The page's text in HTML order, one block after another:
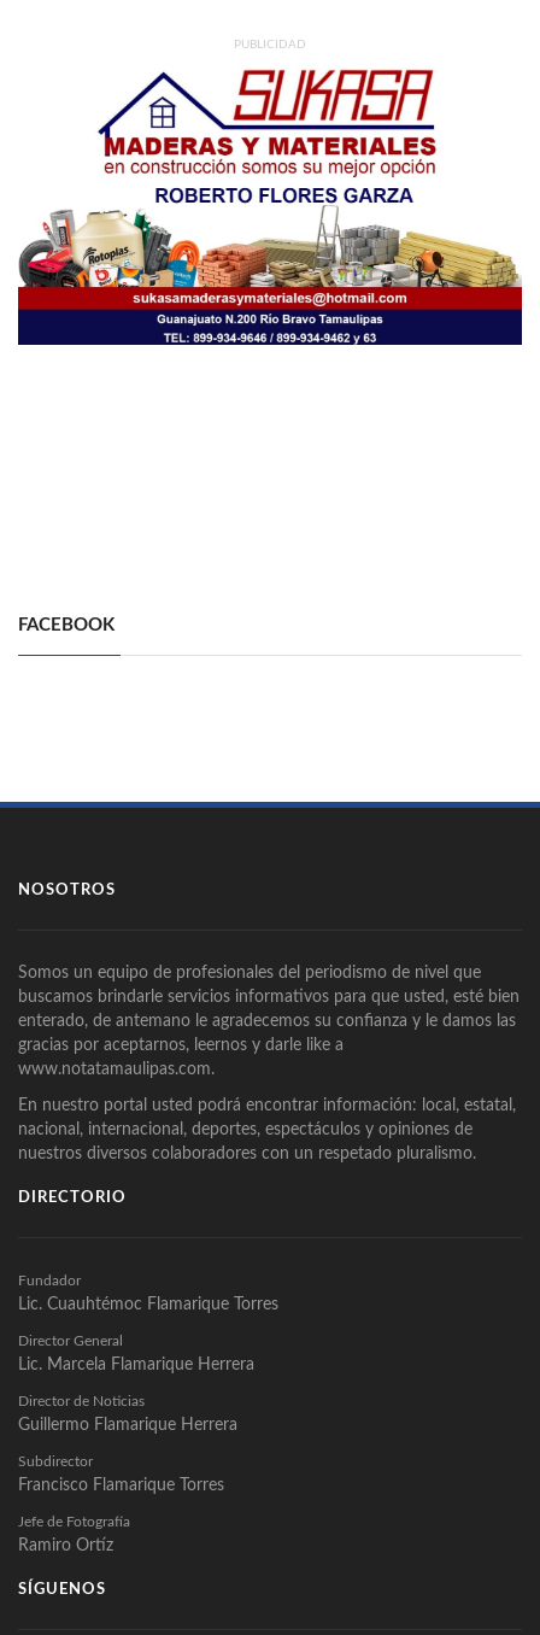
PUBLICIDAD
FACEBOOK
NOSOTROS
Somos un equipo de profesionales del periodismo de nivel que
buscamos brindarle servicios informativos para que usted, esté bien
enterado, de antemano le agradecemos su confianza y le damos las
gracias por aceptarnos, leernos y darle like a
www.notatamaulipas.com.
En nuestro portal usted podrá encontrar información: local, estatal,
nacional, internacional, deportes, espectáculos y opiniones de
nuestros diversos colaboradores con un respetado pluralismo.
DIRECTORIO
Fundador
Lic. Cuauhtémoc Flamarique Torres
Director General
Lic. Marcela Flamarique Herrera
Director de Noticias
Guillermo Flamarique Herrera
Subdirector
Francisco Flamarique Torres
Jefe de Fotografía
Ramiro Ortíz
SÍGUENOS